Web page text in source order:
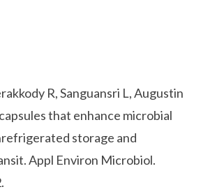
R, Sanguansri L, Augustin
that enhance microbial
storage and
Appl Environ Microbiol.